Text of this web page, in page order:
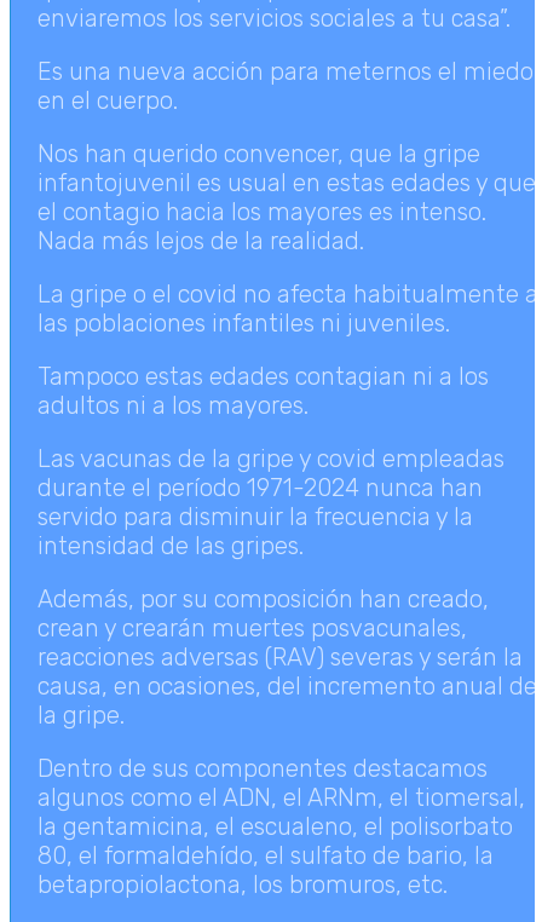
enviaremos los servicios sociales a tu casa”.
Es una nueva acción para meternos el miedo
en el cuerpo.
Nos han querido convencer, que la gripe
infantojuvenil es usual en estas edades y que
el contagio hacia los mayores es intenso.
Nada más lejos de la realidad.
La gripe o el covid no afecta habitualmente a
las poblaciones infantiles ni juveniles.
Tampoco estas edades contagian ni a los
adultos ni a los mayores.
Las vacunas de la gripe y covid empleadas
durante el período 1971-2024 nunca han
servido para disminuir la frecuencia y la
intensidad de las gripes.
Además, por su composición han creado,
crean y crearán muertes posvacunales,
reacciones adversas (RAV) severas y serán la
causa, en ocasiones, del incremento anual de
la gripe.
Dentro de sus componentes destacamos
algunos como el ADN, el ARNm, el tiomersal,
la gentamicina, el escualeno, el polisorbato
80, el formaldehído, el sulfato de bario, la
betapropiolactona, los bromuros, etc.